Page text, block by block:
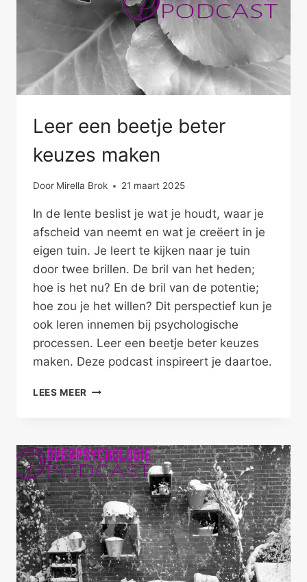
Leer een beetje beter
keuzes maken
Door Mirella Brok 21 maart 2025
In de lente beslist je wat je houdt, waar je
afscheid van neemt en wat je creëert in je
eigen tuin. Je leert te kijken naar je tuin
door twee brillen. De bril van het heden;
hoe is het nu? En de bril van de potentie;
hoe zou je het willen? Dit perspectief kun je
ook leren innemen bij psychologische
processen. Leer een beetje beter keuzes
maken. Deze podcast inspireert je daartoe.
LEES MEER LEER
KEUZES
MAKEN